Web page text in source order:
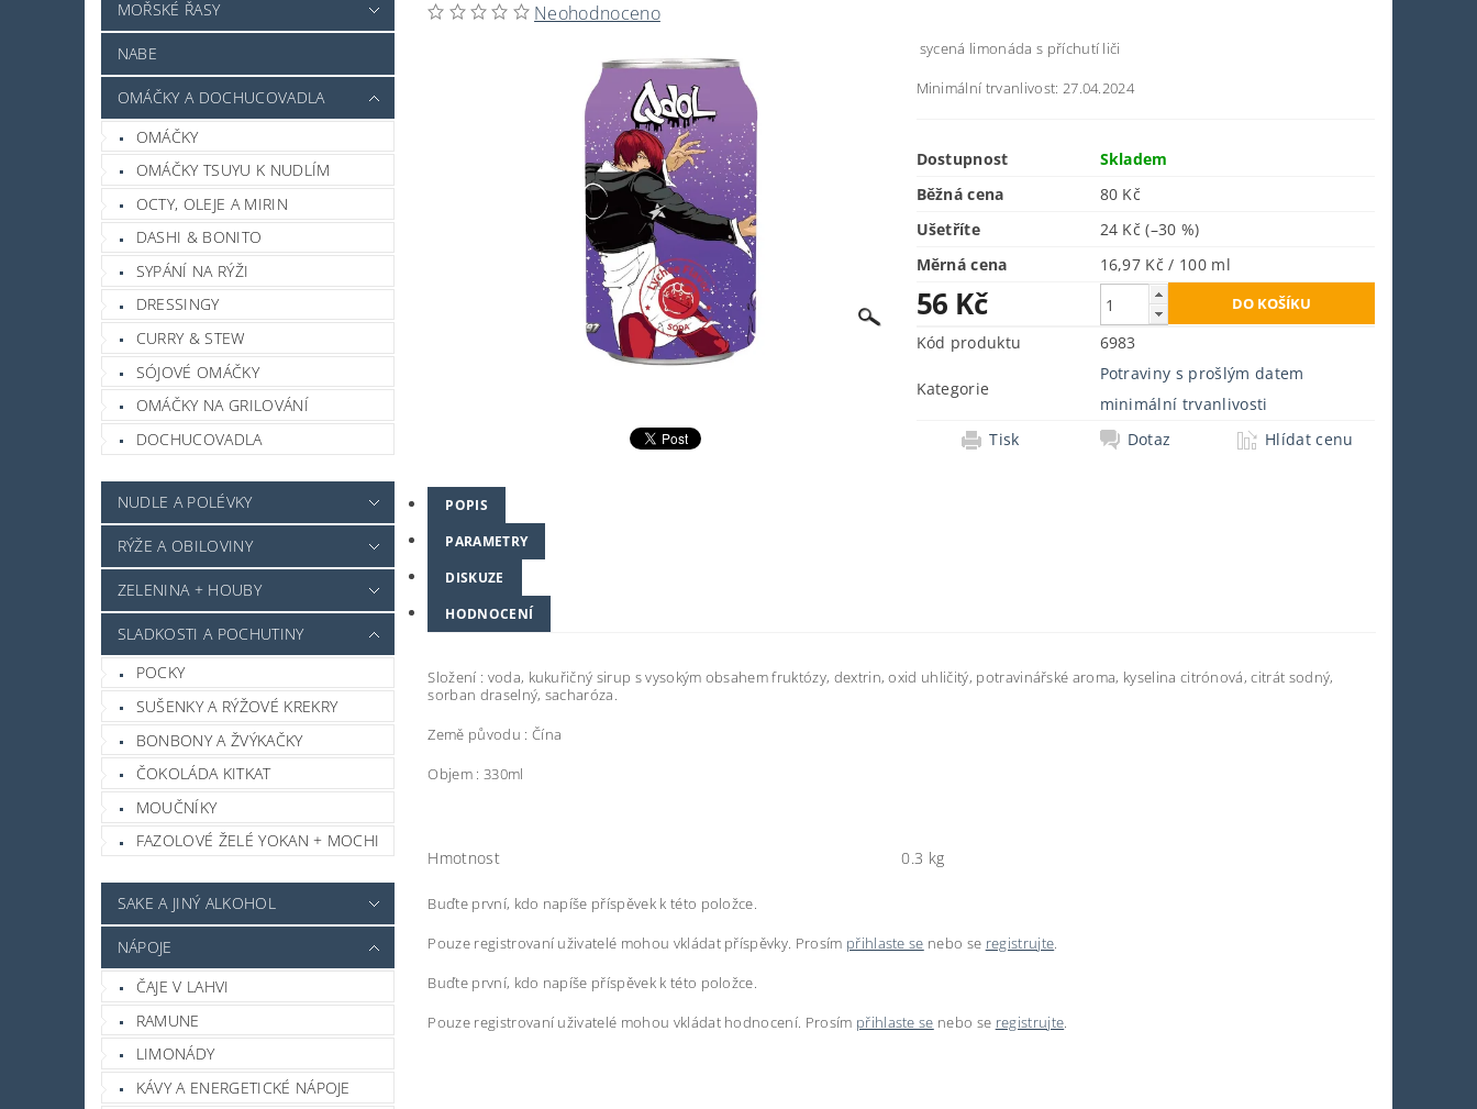
MOŘSKÉ ŘASY
NABE
OMÁČKY A DOCHUCOVADLA
OMÁČKY
OMÁČKY TSUYU K NUDLÍM
OCTY, OLEJE A MIRIN
DASHI & BONITO
SYPÁNÍ NA RÝŽI
DRESSINGY
CURRY & STEW
SÓJOVÉ OMÁČKY
OMÁČKY NA GRILOVÁNÍ
DOCHUCOVADLA
NUDLE A POLÉVKY
RÝŽE A OBILOVINY
ZELENINA + HOUBY
SLADKOSTI A POCHUTINY
POCKY
SUŠENKY A RÝŽOVÉ KREKRY
BONBONY A ŽVÝKAČKY
ČOKOLÁDA KITKAT
MOUČNÍKY
FAZOLOVÉ ŽELÉ YOKAN + MOCHI
SAKE A JINÝ ALKOHOL
NÁPOJE
ČAJE V LAHVI
RAMUNE
LIMONÁDY
KÁVY A ENERGETICKÉ NÁPOJE
Neohodnoceno
sycená limonáda s příchutí liči
Minimální trvanlivost: 27.04.2024
Dostupnost
Skladem
Běžná cena
80 Kč
Ušetříte
24 Kč(–30 %)
Měrná cena
16,97 Kč / 100 ml
56 Kč
Kód produktu 6983
Kategorie
Potraviny s prošlým datem
minimální trvanlivosti
Tisk
Dotaz Hlídat cenu
POPIS
PARAMETRY
DISKUZE
HODNOCENÍ
Složení : voda, kukuřičný sirup s vysokým obsahem fruktózy, dextrin, oxid uhličitý, potravinářské aroma, kyselina citrónová, citrát sodný,
sorban draselný, sacharóza.
Země původu : Čína
Objem : 330ml
Hmotnost 0.3 kg
Buďte první, kdo napíše příspěvek k této položce.
Pouze registrovaní uživatelé mohou vkládat příspěvky. Prosím přihlaste se nebo se registrujte.
Buďte první, kdo napíše příspěvek k této položce.
Pouze registrovaní uživatelé mohou vkládat hodnocení. Prosím přihlaste se nebo se registrujte.